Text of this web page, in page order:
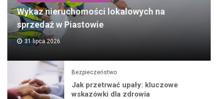
Wykaz nieruchomości lokalowych na
sprzedaż w Piastowie
31 lipca 2026
Bezpieczeństwo
Jak przetrwać upały: kluczowe
wskazówki dla zdrowia